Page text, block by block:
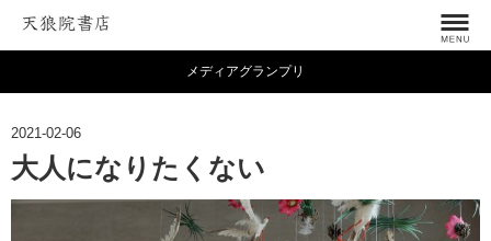
メディアグランプリ
2021-02-06
大人になりたくない